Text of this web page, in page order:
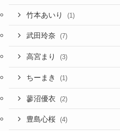
竹本あいり (1)
武田玲奈 (7)
高宮まり (3)
ちーまき (1)
蓼沼優衣 (2)
豊島心桜 (4)